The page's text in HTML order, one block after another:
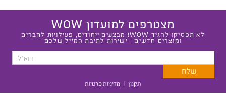
מצטרפים למועדון WOW
לא תפסיקו להגיד WOW! מבצעים ייחודים, פעילויות לחברים
ומוצרים חדשים - ישירות לתיבת המייל שלכם
תקנון | מדיניות פרטיות